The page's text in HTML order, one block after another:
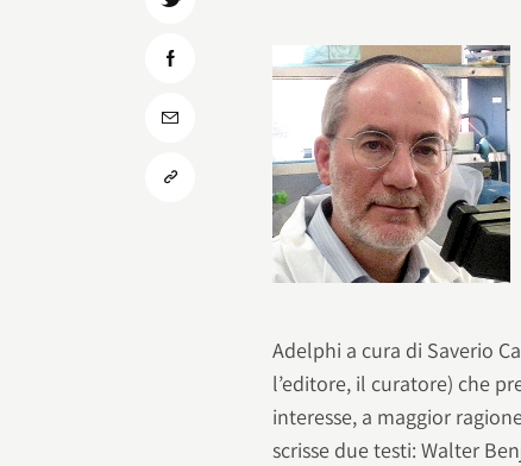
Adelphi a cura di Saverio
l’editore, il curatore) che
interesse, a maggior
scrisse due testi: Walter